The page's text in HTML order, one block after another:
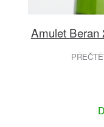
Amulet Beran